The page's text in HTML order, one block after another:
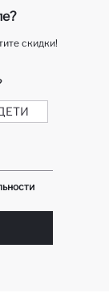
скидки!